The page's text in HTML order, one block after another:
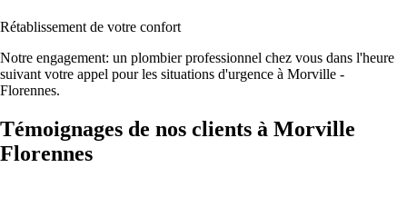
Rétablissement de votre confort
Notre engagement: un plombier professionnel chez vous dans l'heure
suivant votre appel pour les situations d'urgence à Morville -
Florennes.
Témoignages de nos clients à Morville
Florennes